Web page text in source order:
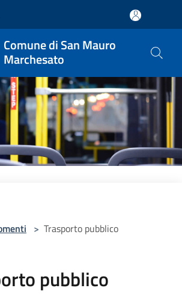
Comune di San Mauro
Marchesato
> Trasporto pubblico
pubblico